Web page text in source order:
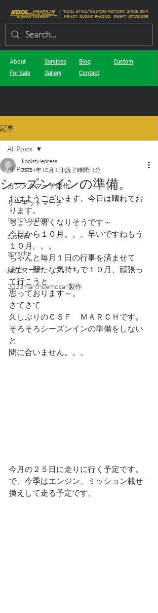
About
For Sale
Services
Gallery
Blog
Contact
Custom
記事
All Posts
ガンメタマーチ製作
サーキットマーチ
march custom
custom
porsche
緑なマーチ
2023marchdemocar製作
All Posts
シーズンインの準備。
koolstylepress
2024年10月1日 読了時間: 1分
おはようございます。今日は晴れてお
ります。
ちょっと暑くなりそうです～
今日から１０月。。。早いですねもう
１０月。。。
ちゃんと毎月１日の行事を済ませて
また、新たな気持ちで１０月、頑張っ
て行こうと
思っております～。
さてさて
久しぶりのＣＳＦ　ＭＡＲＣＨです。
そろそろシーズンインの準備をしない
と
間に合いません。。。
今月の２５日に走りに行く予定です。
で、今季はエンジン、ミッション載せ
換えして走る予定です。